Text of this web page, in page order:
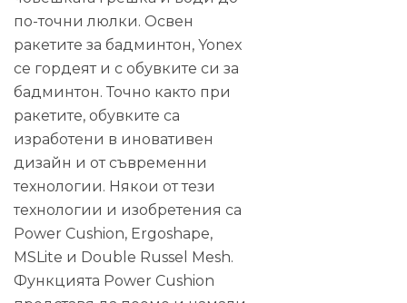
по-точни люлки. Освен
ракетите за бадминтон, Yonex
се гордеят и с обувките си за
бадминтон. Точно както при
ракетите, обувките са
изработени в иновативен
дизайн и от съвременни
технологии. Някои от тези
технологии и изобретения са
Power Cushion, Ergoshape,
MSLite и Double Russel Mesh.
Функцията Power Cushion